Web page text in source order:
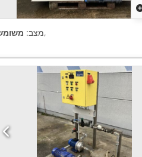
מצב:,